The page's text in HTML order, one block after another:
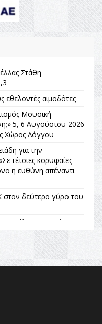
Στάθη
εθελοντές αιμοδότες
Μουσική
5, 6 Αυγούστου 2026
Χώρος Λόγγου
για την
τέτοιες κορυφαίες
η ευθύνη απέναντι
δεύτερο γύρο του
Κατάλογο Παγκόσμιας
η απόφαση Ο
και πολιτιστικό
για την
ΔΡΑΣΕΙΣ ΓΙΑ ΠΑΙΔΙΑ
στην Ενωτική
Μακεδονίας